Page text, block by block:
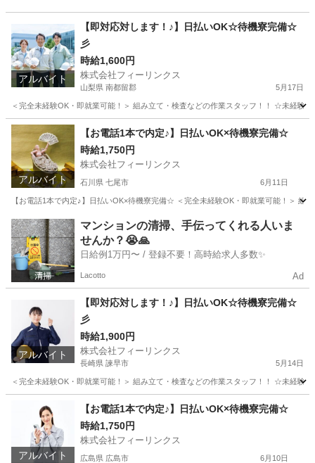
アルバイト
【即対応対します！♪】日払いOK☆待機寮完備☆
彡
時給1,600円
株式会社フィーリンクス
山梨県 南都留郡 5月17日
＜完全未経験OK・即就業可能！＞ 組み立て・検査などの作業スタッフ！！ ☆未経
山梨 南都留郡 工場 時給
アルバイト
【お電話1本で内定♪】日払いOK×待機寮完備☆
時給1,750円
株式会社フィーリンクス
石川県 七尾市 6月11日
【お電話1本で内定♪】日払いOK×待機寮完備☆ ＜完全未経験OK・即就業可能！＞
石川 七尾市 工場 時給
マンションの清掃、手伝ってくれる人いま
せんか？😭🙏
日給例1万円〜 / 登録不要！高時給求人多数✨
Lacotto Ad
アルバイト
【即対応対します！♪】日払いOK☆待機寮完備☆
彡
時給1,900円
株式会社フィーリンクス
長崎県 諫早市 5月14日
＜完全未経験OK・即就業可能！＞ 組み立て・検査などの作業スタッフ！！ ☆未経
軽作業 時給
アルバイト
【お電話1本で内定♪】日払いOK×待機寮完備☆
時給1,750円
株式会社フィーリンクス
広島県 広島市 6月10日